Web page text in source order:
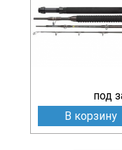
под
В корзину